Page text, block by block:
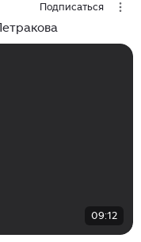
Подписаться
09:12